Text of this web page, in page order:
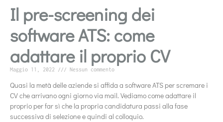
Il pre-screening dei
software ATS: come
adattare il proprio CV
Maggio 11, 2022 Nessun commento
Quasi la metà delle aziende si affida a software ATS per scremare i
CV che arrivano ogni giorno via mail. Vediamo come adattare il
proprio per far sì che la propria candidatura passi alla fase
successiva di selezione e quindi al colloquio.